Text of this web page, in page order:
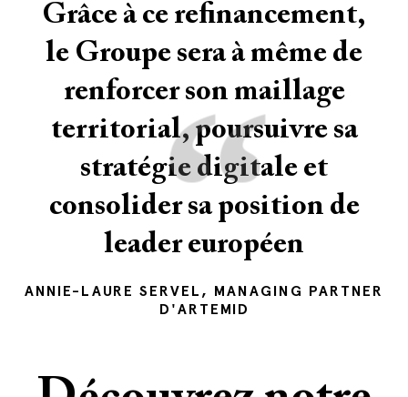
Grâce à ce refinancement,
le Groupe sera à même de
renforcer son maillage
territorial, poursuivre sa
stratégie digitale et
consolider sa position de
leader européen
“
ANNIE-LAURE SERVEL, MANAGING PARTNER
D'ARTEMID